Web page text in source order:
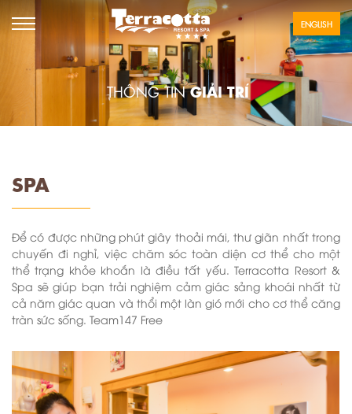
ENGLISH
THÔNG TINGIẢI TRÍ
SPA
Để có được những phút giây thoải mái, thư giãn nhất trong
chuyến đi nghỉ, việc chăm sóc toàn diện cơ thể cho một
thể trạng khỏe khoắn là điều tất yếu. Terracotta Resort &
Spa sẽ giúp bạn trải nghiệm cảm giác sảng khoái nhất từ
cả năm giác quan và thổi một làn gió mới cho cơ thể căng
tràn sức sống. Team147 Free